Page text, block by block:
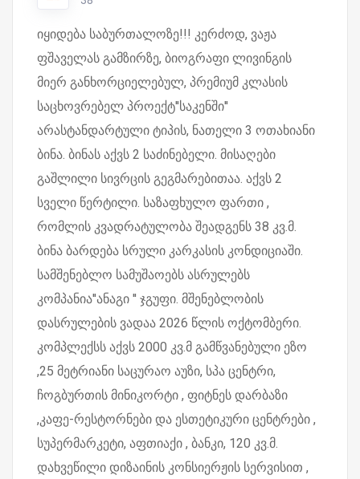
იყიდება საბურთალოზე!!! კერძოდ, ვაჟა
ფშაველას გამზირზე, ბიოგრაფი ლივინგის
მიერ განხორციელებულ, პრემიუმ კლასის
საცხოვრებელ პროექტ''საკენში''
არასტანდარტული ტიპის, ნათელი 3 ოთახიანი
ბინა. ბინას აქვს 2 საძინებელი. მისაღები
გაშლილი სივრცის გეგმარებითაა. აქვს 2
სველი წერტილი. საზაფხულო ფართი ,
რომლის კვადრატულობა შეადგენს 38 კვ.მ.
ბინა ბარდება სრული კარკასის კონდიციაში.
სამშენებლო სამუშაოებს ასრულებს
კომპანია''ანაგი '' ჯგუფი. მშენებლობის
დასრულების ვადაა 2026 წლის ოქტომბერი.
კომპლექსს აქვს 2000 კვ.მ გამწვანებული ეზო
,25 მეტრიანი საცურაო აუზი, სპა ცენტრი,
ჩოგბურთის მინიკორტი , ფიტნეს დარბაზი
,კაფე-რესტორნები და ესთეტიკური ცენტრები ,
სუპერმარკეტი, აფთიაქი , ბანკი, 120 კვ.მ.
დახვეწილი დიზაინის კონსიერჟის სერვისით ,